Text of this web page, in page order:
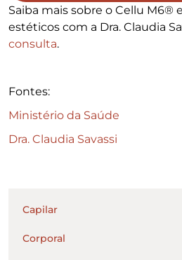
Saiba mais sobre o Cellu M6®
estéticos com a Dra. Claudia
consulta.
Fontes:
Ministério da Saúde
Dra. Claudia Savassi
Capilar
Corporal